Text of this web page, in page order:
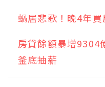
蝸居悲歌！晚4年買
房貸餘額暴增9304
釜底抽薪